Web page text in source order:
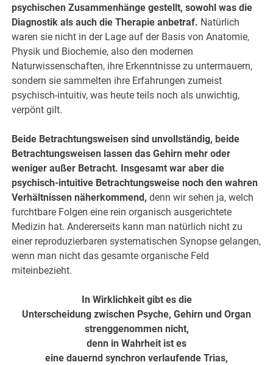
psychischen Zusammenhänge gestellt, sowohl was die
Diagnostik als auch die Therapie anbetraf. Natürlich
waren sie nicht in der Lage auf der Basis von Anatomie,
Physik und Biochemie, also den modernen
Naturwissenschaften, ihre Erkenntnisse zu untermauern,
sondern sie sammelten ihre Erfahrungen zumeist
psychisch-intuitiv, was heute teils noch als unwichtig,
verpönt gilt.
Beide Betrachtungsweisen sind unvollständig, beide
Betrachtungsweisen lassen das Gehirn mehr oder
weniger außer Betracht. Insgesamt war aber die
psychisch-intuitive Betrachtungsweise noch den wahren
Verhältnissen näherkommend, denn wir sehen ja, welch
furchtbare Folgen eine rein organisch ausgerichtete
Medizin hat. Andererseits kann man natürlich nicht zu
einer reproduzierbaren systematischen Synopse gelangen,
wenn man nicht das gesamte organische Feld
miteinbezieht.
In Wirklichkeit gibt es die
Unterscheidung zwischen Psyche, Gehirn und Organ
strenggenommen nicht,
denn in Wahrheit ist es
eine dauernd synchron verlaufende Trias,